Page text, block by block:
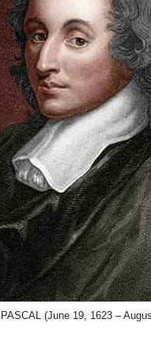
(June 19, 1623 –